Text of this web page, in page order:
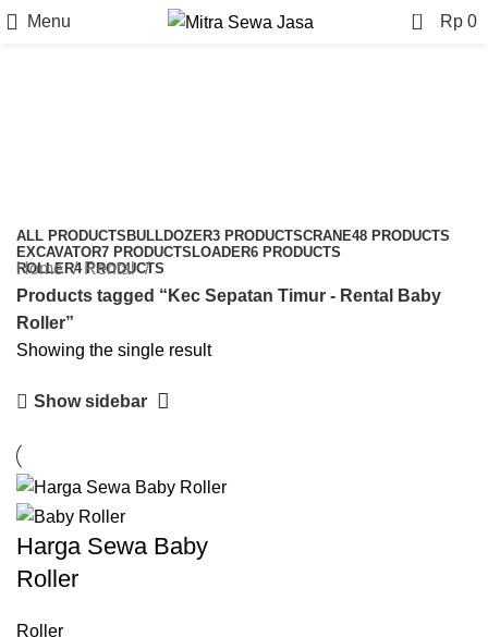
Menu 0 Rp 0
ALL PRODUCTS BULLDOZER3 PRODUCTSCRANE48 PRODUCTS
EXCAVATOR7 PRODUCTS LOADER6 PRODUCTS
ROLLER4 PRODUCTS
Home
Rental
Products tagged “Kec Sepatan Timur - Rental Baby
Roller”
Showing the single result
Show sidebar
Harga Sewa Baby
Roller
Roller